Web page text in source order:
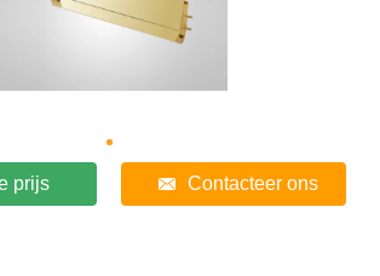
prijs Contacteer ons